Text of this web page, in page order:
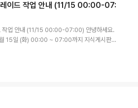
레이드 작업 안내 (11/15 00:00-07:
작업 안내 (11/15 00:00-07:00) 안녕하세요.
15일 (화) 00:00 ~ 07:00까지 지식게시판
불편을 드려서 대단히 죄송합니다. 더욱 원